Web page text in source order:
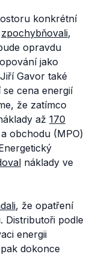
konkrétní
zpochybňovali,
opravdu
jako
Gavor také
cena energií
že zatímco
až 170
obchodu (MPO)
náklady ve
, že opatření
Distributoři podle
energii
dokonce